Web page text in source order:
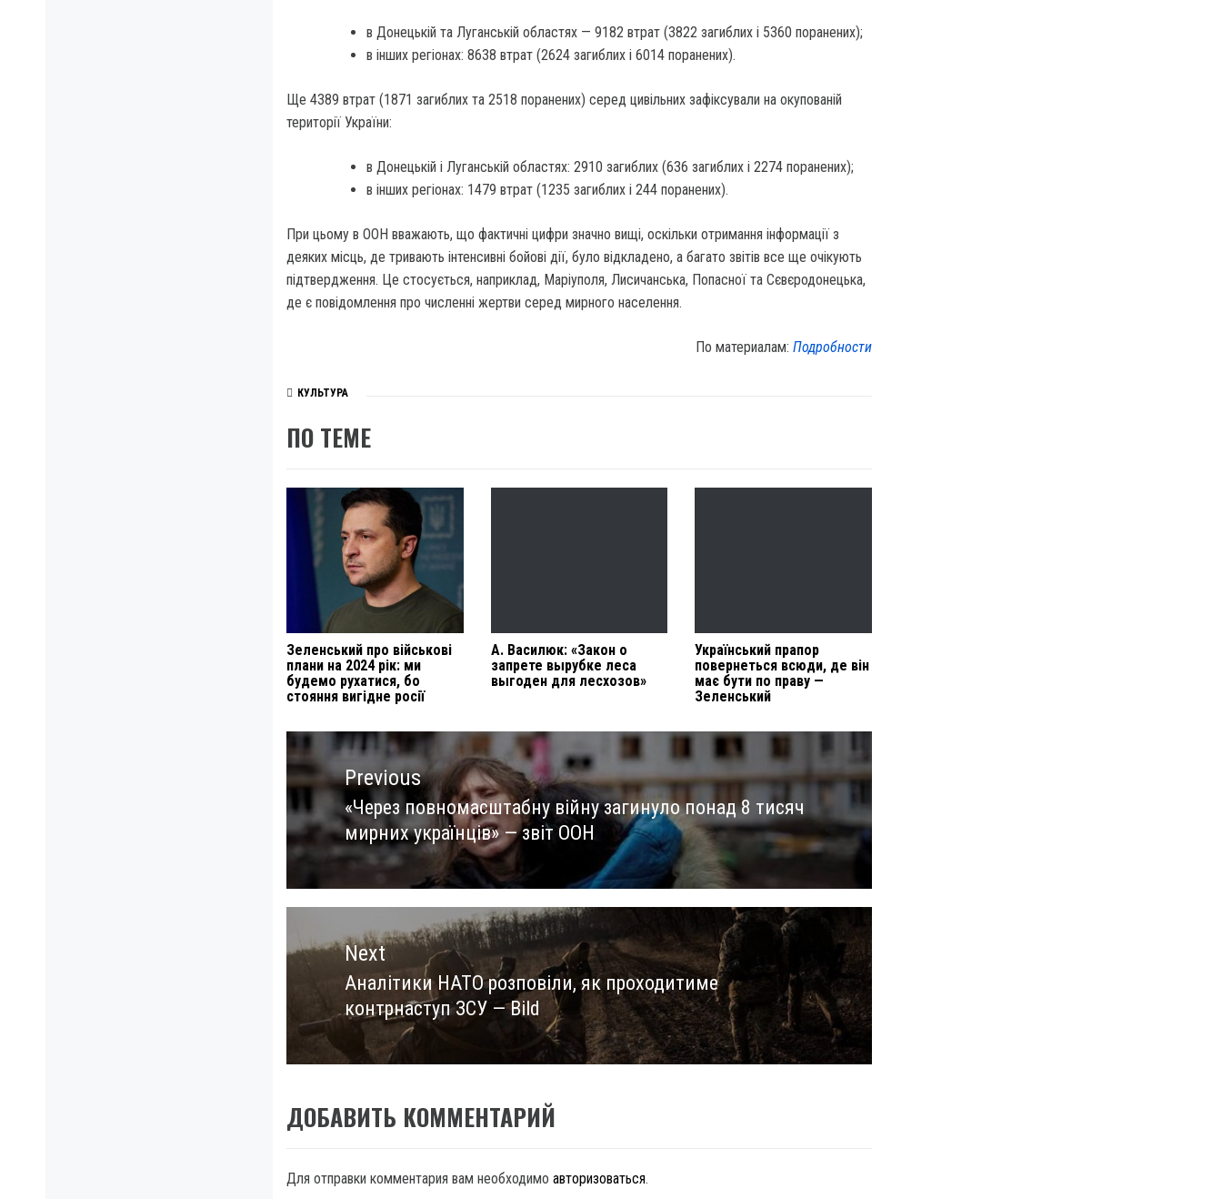
в Донецькій та Луганській областях — 9182 втрат (3822 загиблих і 5360 поранених);
в інших регіонах: 8638 втрат (2624 загиблих і 6014 поранених).
Ще 4389 втрат (1871 загиблих та 2518 поранених) серед цивільних зафіксували на окупованій
території України:
в Донецькій і Луганській областях: 2910 загиблих (636 загиблих і 2274 поранених);
в інших регіонах: 1479 втрат (1235 загиблих і 244 поранених).
При цьому в ООН вважають, що фактичні цифри значно вищі, оскільки отримання інформації з
деяких місць, де тривають інтенсивні бойові дії, було відкладено, а багато звітів все ще очікують
підтвердження. Це стосується, наприклад, Маріуполя, Лисичанська, Попасної та Сєвєродонецька,
де є повідомлення про численні жертви серед мирного населення.
По материалам:Подробности
КУЛЬТУРА
ПО ТЕМЕ
Зеленський про військові
плани на 2024 рік: ми
будемо рухатися, бо
стояння вигідне росії
А. Василюк: «Закон о
запрете вырубке леса
выгоден для лесхозов»
Український прапор
повернеться всюди, де він
має бути по праву —
Зеленський
Навигация
по
записямPrevious
Previous
post:
«Через повномасштабну війну загинуло понад 8 тисяч
мирних українців» — звіт ООН
Next
Next
post:
Аналітики НАТО розповіли, як проходитиме
контрнаступ ЗСУ — Bild
ДОБАВИТЬ КОММЕНТАРИЙ
Для отправки комментария вам необходимо авторизоваться.